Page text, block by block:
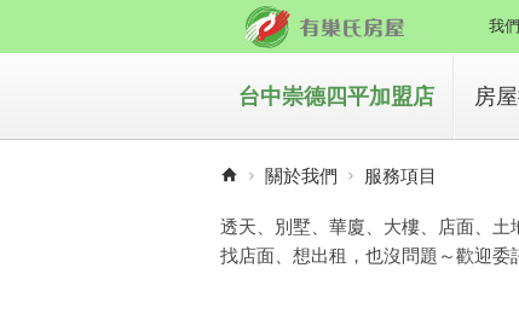
我
台中崇德四平加盟店 房
關於我們 服務項目
透天、別墅、華廈、大樓、店面、土
找店面、想出租，也沒問題～歡迎委